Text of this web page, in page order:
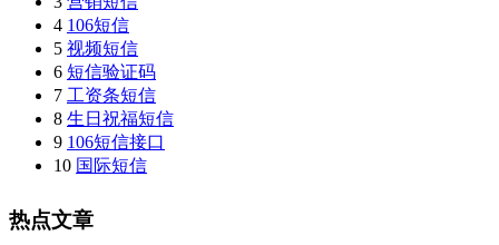
4 106短信
5 视频短信
6 短信验证码
7 工资条短信
8 生日祝福短信
9 106短信接口
10 国际短信
热点文章